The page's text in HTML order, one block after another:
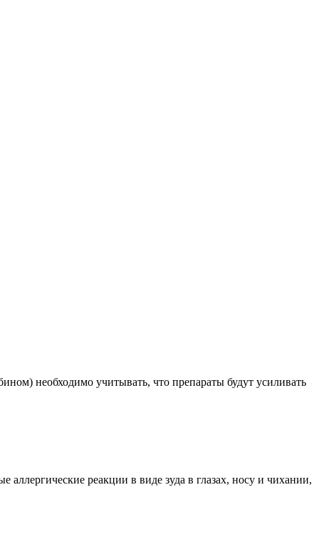
необходимо учитывать, что препараты будут усиливать
аллергические реакции в виде зуда в глазах, носу и чихании,